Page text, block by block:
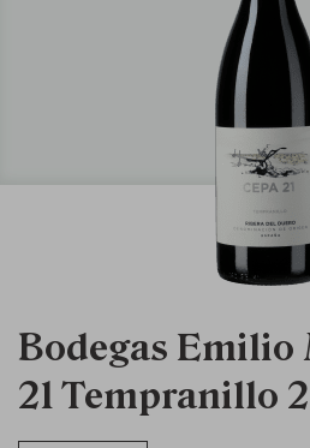
Bodegas Emilio
21 Tempranillo